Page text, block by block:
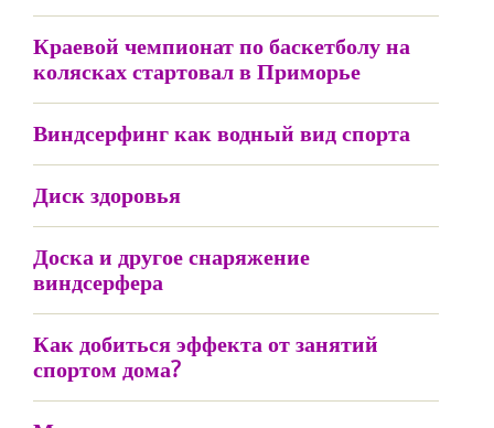
Краевой чемпионат по баскетболу на
колясках стартовал в Приморье
Виндсерфинг как водный вид спорта
Диск здоровья
Доска и другое снаряжение
виндсерфера
Как добиться эффекта от занятий
спортом дома?